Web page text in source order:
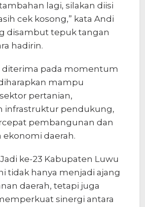
lagi, silakan diisi
cek kosong,” kata Andi
disambut tepuk tangan
hadirin.
diterima pada momentum
mampu
pertanian,
infrastruktur pendukung,
pembangunan dan
daerah.
ke-23 Kabupaten Luwu
tidak hanya menjadi ajang
daerah, tetapi juga
sinergi antara